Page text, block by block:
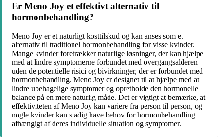
Er Meno Joy et effektivt alternativ til
hormonbehandling?
Meno Joy er et naturligt kosttilskud og kan anses som et
alternativ til traditionel hormonbehandling for visse kvinder.
Mange kvinder foretrækker naturlige løsninger, der kan hjælpe
med at lindre symptomerne forbundet med overgangsalderen
uden de potentielle risici og bivirkninger, der er forbundet med
hormonbehandling. Meno Joy er designet til at hjælpe med at
lindre ubehagelige symptomer og opretholde den hormonelle
balance på en mere naturlig måde. Det er vigtigt at bemærke, at
effektiviteten af Meno Joy kan variere fra person til person, og
nogle kvinder kan stadig have behov for hormonbehandling
afhængigt af deres individuelle situation og symptomer.